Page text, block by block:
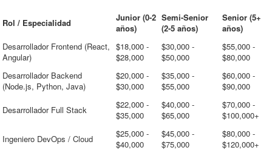
Rol / Especialidad
Junior (0-2
años)
Semi-Senior
(2-5 años)
Senior (5+
años)
Desarrollador Frontend (React,
Angular)
$18,000 -
$28,000
$30,000 -
$50,000
$55,000 -
$80,000
Desarrollador Backend
(Node.js, Python, Java)
$20,000 -
$30,000
$35,000 -
$55,000
$60,000 -
$90,000
Desarrollador Full Stack
$22,000 -
$35,000
$40,000 -
$65,000
$70,000 -
$100,000+
Ingeniero DevOps / Cloud
$25,000 -
$40,000
$45,000 -
$75,000
$80,000 -
$120,000+